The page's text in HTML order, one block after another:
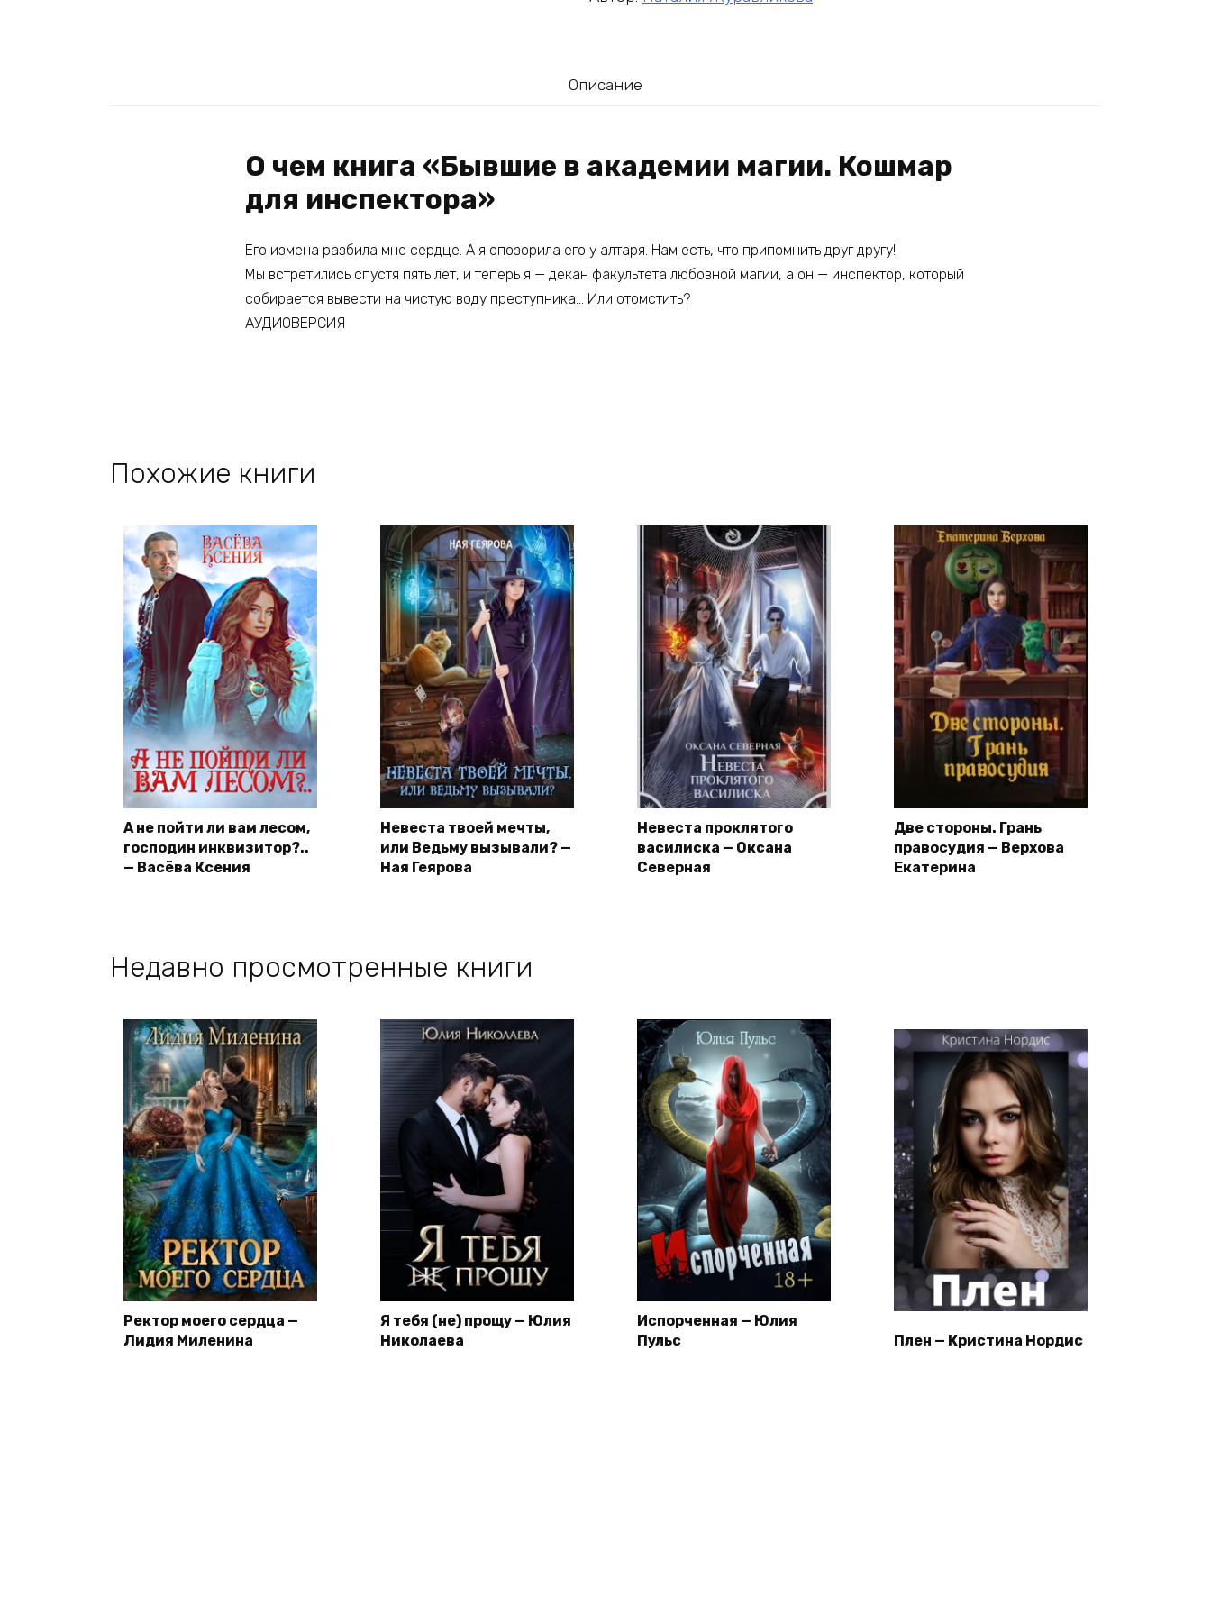
Описание
О чем книга «Бывшие в академии магии. Кошмар
для инспектора»
Его измена разбила мне сердце. А я опозорила его у алтаря. Нам есть, что припомнить друг другу!
Мы встретились спустя пять лет, и теперь я — декан факультета любовной магии, а он — инспектор, который
собирается вывести на чистую воду преступника… Или отомстить?
АУДИОВЕРСИЯ
Похожие книги
А не пойти ли вам лесом,
господин инквизитор?..
— Васёва Ксения
Невеста твоей мечты,
или Ведьму вызывали? —
Ная Геярова
Невеста проклятого
василиска — Оксана
Северная
Две стороны. Грань
правосудия — Верхова
Екатерина
Недавно просмотренные книги
Ректор моего сердца —
Лидия Миленина
Я тебя (не) прощу — Юлия
Николаева
Испорченная — Юлия
Пульс
Плен — Кристина Нордис